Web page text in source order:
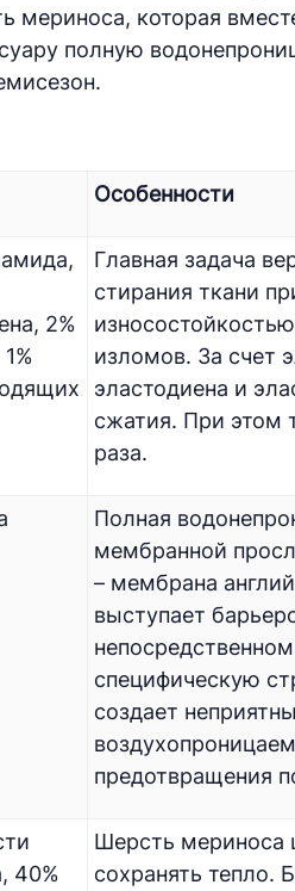
мериноса, которая
полную
Особенности
2%
Главная задача
стирания ткани
изломов. За счет
эластодиена и
сжатия. При этом
раза.
Полная
мембранной
– мембрана
выступает
специфическую
создает
предотвращения
40%
Шерсть мериноса
сохранять тепло.